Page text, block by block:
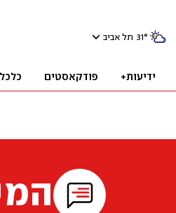
31° תל אביב
ידיעות+ פודקאסטים